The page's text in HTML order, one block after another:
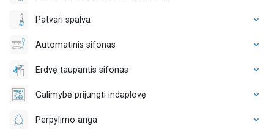
Patvari spalva
Automatinis sifonas
Erdvę taupantis sifonas
Galimybė prijungti indaplovę
Perpylimo anga